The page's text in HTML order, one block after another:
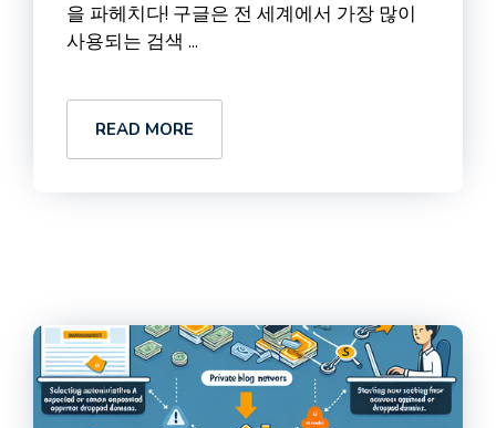
을 파헤치다! 구글은 전 세계에서 가장 많이
사용되는 검색 ...
READ MORE